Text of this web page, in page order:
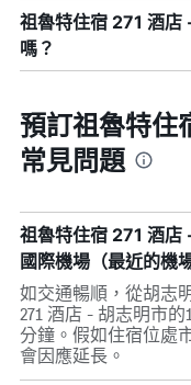
祖魯特住宿 271 酒店
嗎？
預訂祖魯特住
常見問題
祖魯特住宿 271 酒店
國際機場（最近的機
如交通暢順，從胡志
271 酒店 - 胡志明市
分鐘。假如住宿位處
會因應延長。